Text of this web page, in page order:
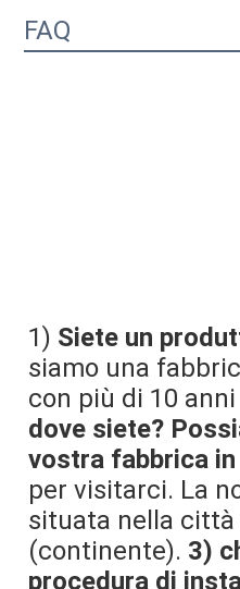
FAQ
1) Siete un
siamo una
con più di 10
dove siete?
vostra fabbrica in
per visitarci. La
situata nella città
(continente). 3)
procedura di